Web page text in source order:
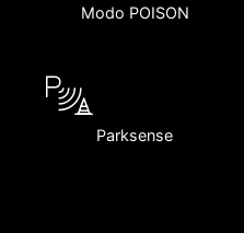
Modo POISON
Parksense